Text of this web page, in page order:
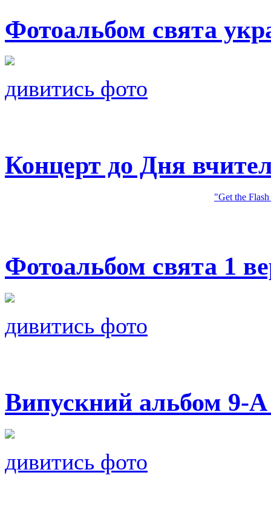
Фотоальбом свята
дивитись фото
Концерт до Дня
"Get the
Фотоальбом свята 1
дивитись фото
Випускний альбом 9-А
дивитись фото